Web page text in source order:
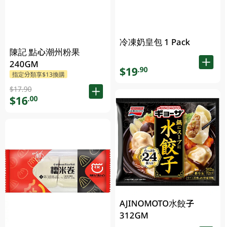
陳記 點心潮州粉果
240GM
指定分類享$13換購
$17.90
$16.00
冷凍奶皇包 1 Pack
$19.90
AJINOMOTO水餃子
312GM